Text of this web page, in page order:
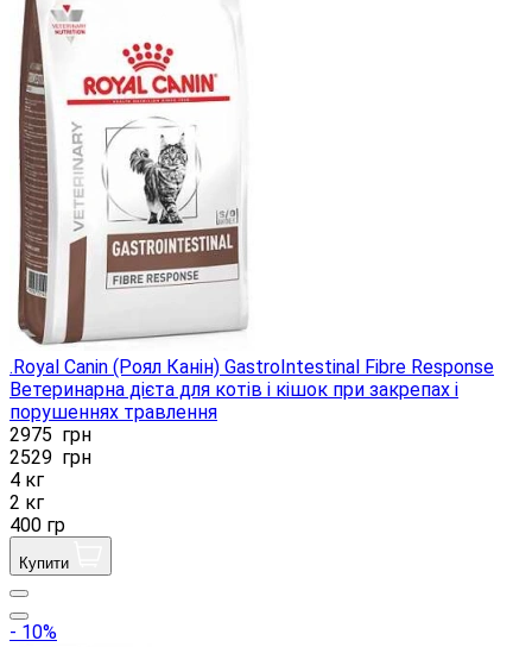
.Royal Canin (Роял Канін) GastroIntestinal Fibre Response
Ветеринарна дієта для котів і кішок при закрепах і
порушеннях травлення
2975 грн
2529 грн
4 кг
2 кг
400 гр
Купити
- 10%